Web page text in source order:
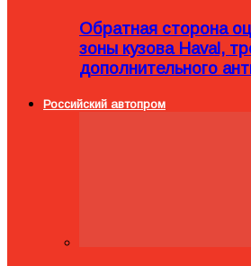
Обратная сторона
зоны кузова Haval,
дополнительного
Российский автопром